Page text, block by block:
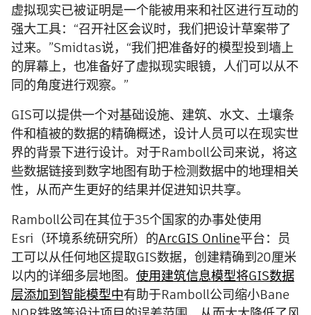
虚拟现实已被证明是一个能被用来和社区进行互动的
强大工具：“召开社区会议时，我们把设计草案带了
过来。”Smidtas说，“我们把准备好的模型投到墙上
的屏幕上，也准备好了虚拟现实眼镜，人们可以从不
同的角度进行观察。”
GIS可以提供一个对基础设施、建筑、水文、土壤条
件和植被的数据的精确概述，设计人员可以在现实世
界的背景下进行设计。对于Ramboll公司来说，将这
些数据链接到数字地图有助于检测数据中的地理相关
性，从而产生更好的结果并促进知识共享。
Ramboll公司在其位于35个国家的办事处使用
Esri（环境系统研究所）的ArcGIS Online平台：员
工可以从任何地区提取GIS数据，创建精确到20厘米
以内的详细多层地图。 使用建筑信息模型将GIS数据
层添加到智能模型中有助于Ramboll公司缩小Bane